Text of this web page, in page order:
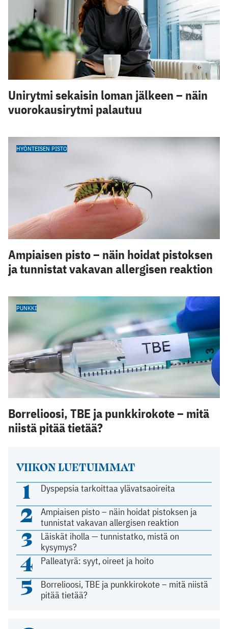
VIIKON LUETUIMMAT
1 Dyspepsia tarkoittaa ylävatsaoireita
2
Ampiaisen pisto – näin hoidat pistoksen ja
tunnistat vakavan allergisen reaktion
3
Läiskät iholla — tunnistatko, mistä on
kysymys?
4 Palleatyrä: syyt, oireet ja hoito
5
Borrelioosi, TBE ja punkkirokote – mitä niistä
pitää tietää?
Unirytmi sekaisin loman jälkeen – näin
vuorokausirytmi palautuu
HYÖNTEISEN PISTO
Ampiaisen pisto – näin hoidat pistoksen
ja tunnistat vakavan allergisen reaktion
PUNKKI
Borrelioosi, TBE ja punkkirokote – mitä
niistä pitää tietää?